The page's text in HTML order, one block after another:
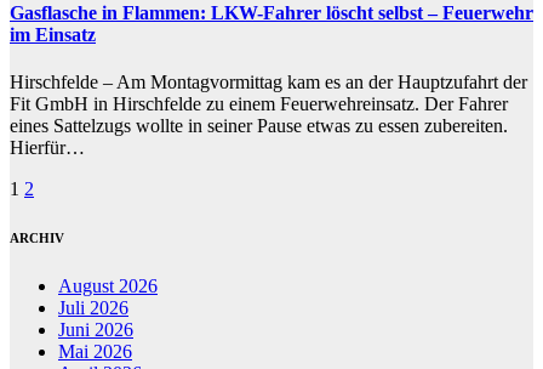
Gasflasche in Flammen: LKW-Fahrer löscht selbst – Feuerwehr
im Einsatz
Hirschfelde – Am Montagvormittag kam es an der Hauptzufahrt der
Fit GmbH in Hirschfelde zu einem Feuerwehreinsatz. Der Fahrer
eines Sattelzugs wollte in seiner Pause etwas zu essen zubereiten.
Hierfür…
Seitennummerierung
der
1 2
ARCHIV
August 2026
Juli 2026
Juni 2026
Mai 2026